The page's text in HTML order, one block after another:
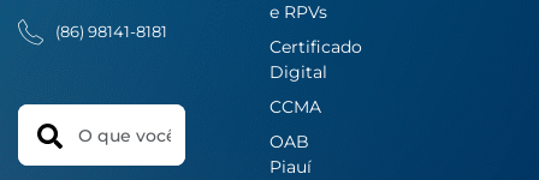
(86) 98141-8181
Search
e RPVs
Certificado
Digital
CCMA
OAB
Piauí